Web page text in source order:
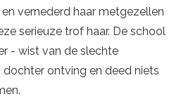
vernederd haar metgezellen
serieuze trof haar. De school
- wist van de slechte
dochter ontving en deed niets